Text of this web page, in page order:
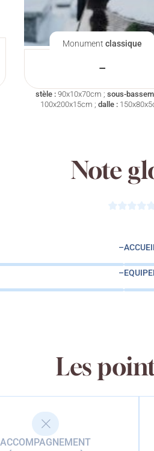
Monument classique
–
stèle : 90x10x70cm ;sous-
100x200x15cm ;dalle :
Note
–
–
Les
ACCOMPAGNEMENT